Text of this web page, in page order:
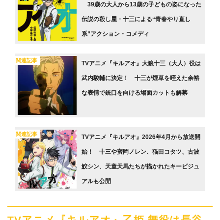
39歳の大人から13歳の子どもの姿になった
伝説の殺し屋・十三による“青春やり直し
系”アクション・コメディ
関連記事 TVアニメ『キルアオ』大狼十三（大人）役は
武内駿輔に決定！ 十三が煙草を咥えた余裕
な表情で銃口を向ける場面カットも解禁
関連記事 TVアニメ『キルアオ』2026年4月から放送開
始！ 十三や蜜岡ノレン、猫田コタツ、古波
鮫シン、天童天馬たちが描かれたキービジュ
アルも公開